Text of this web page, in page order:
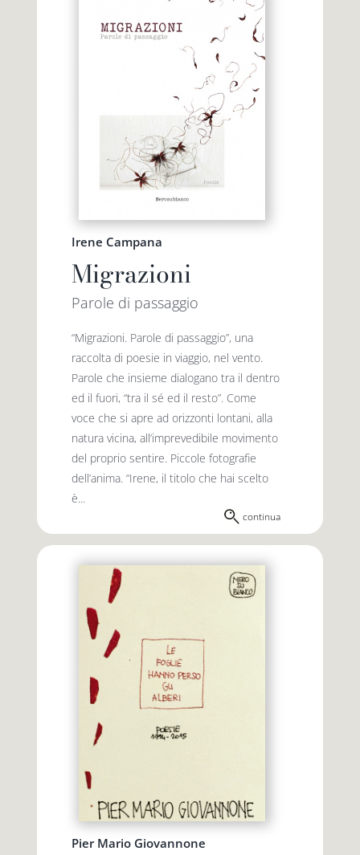
Irene Campana
Migrazioni
Parole di passaggio
“Migrazioni. Parole di passaggio”, una
raccolta di poesie in viaggio, nel vento.
Parole che insieme dialogano tra il dentro
ed il fuori, “tra il sé ed il resto”. Come
voce che si apre ad orizzonti lontani, alla
natura vicina, all’imprevedibile movimento
del proprio sentire. Piccole fotografie
dell’anima. “Irene, il titolo che hai scelto
è...
continua
Pier Mario Giovannone